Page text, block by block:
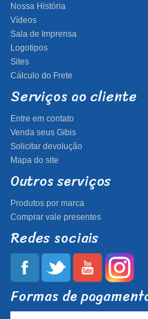
Nossa História
Vídeos
Sala de Imprensa
Logotipos
Sites
Cálculo do Frete
Serviços ao cliente
Entre em contato
Venda seus Gibis
Solicitar devolução
Mapa do site
Outros serviços
Produtos por marca
Comprar vale presentes
Redes sociais
Formas de